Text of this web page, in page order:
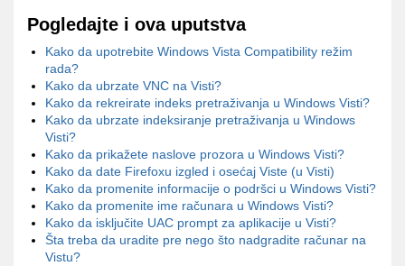
Pogledajte i ova uputstva
Kako da upotrebite Windows Vista Compatibility režim
rada?
Kako da ubrzate VNC na Visti?
Kako da rekreirate indeks pretraživanja u Windows Visti?
Kako da ubrzate indeksiranje pretraživanja u Windows
Visti?
Kako da prikažete naslove prozora u Windows Visti?
Kako da date Firefoxu izgled i osećaj Viste (u Visti)
Kako da promenite informacije o podršci u Windows Visti?
Kako da promenite ime računara u Windows Visti?
Kako da isključite UAC prompt za aplikacije u Visti?
Šta treba da uradite pre nego što nadgradite računar na
Vistu?